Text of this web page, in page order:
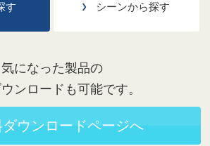
す シーンから探す
気になった製品の
ンロードも可能です。
ダウンロードページへ